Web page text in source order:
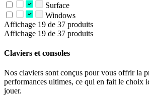
Surface
Windows
Affichage 19 de 37 produits
Affichage 19 de 37 produits
Claviers et consoles
Nos claviers sont conçus pour vous offrir la
performances ultimes, ce qui en fait le choix
jouer.